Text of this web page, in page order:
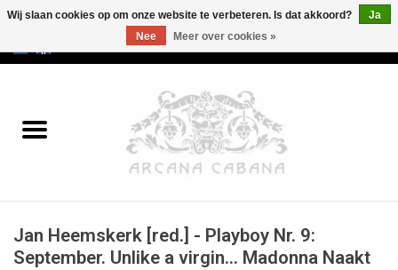
Oud & Zeldzaam
Erotica
Jan Heemskerk [red.] - Playboy Nr. 9:
September. Unlike a virgin... Madonna Naakt
Wij slaan cookies op om onze website te verbeteren. Is dat akkoord?
Ja
Nee
Meer over cookies »